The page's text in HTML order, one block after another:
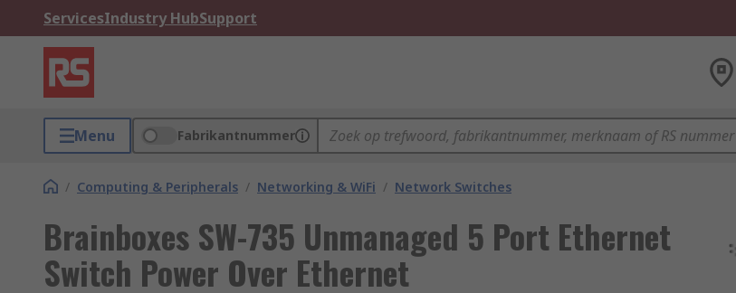
ServicesIndustry HubSupport
Menu Fabrikantnummer
/ Computing & Peripherals / Networking & WiFi / Network Switches
Brainboxes SW-735 Unmanaged 5 Port Ethernet
Switch Power Over Ethernet